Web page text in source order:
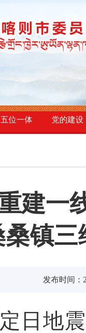
五位一体 党的建设
建一
镇三
发布时间：
日地